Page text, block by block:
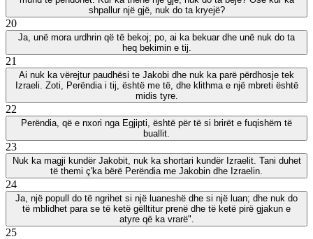
shpallur një gjë, nuk do ta kryejë?
20
Ja, unë mora urdhrin që të bekoj; po, ai ka bekuar dhe unë nuk do ta
heq bekimin e tij.
21
Ai nuk ka vërejtur paudhësi te Jakobi dhe nuk ka parë përdhosje tek
Izraeli. Zoti, Perëndia i tij, është me të, dhe klithma e një mbreti është
midis tyre.
22
Perëndia, që e nxori nga Egjipti, është për të si brirët e fuqishëm të
buallit.
23
Nuk ka magji kundër Jakobit, nuk ka shortari kundër Izraelit. Tani duhet
të themi ç'ka bërë Perëndia me Jakobin dhe Izraelin.
24
Ja, një popull do të ngrihet si një luaneshë dhe si një luan; dhe nuk do
të mblidhet para se të ketë gëlltitur prenë dhe të ketë pirë gjakun e
atyre që ka vrarë".
25